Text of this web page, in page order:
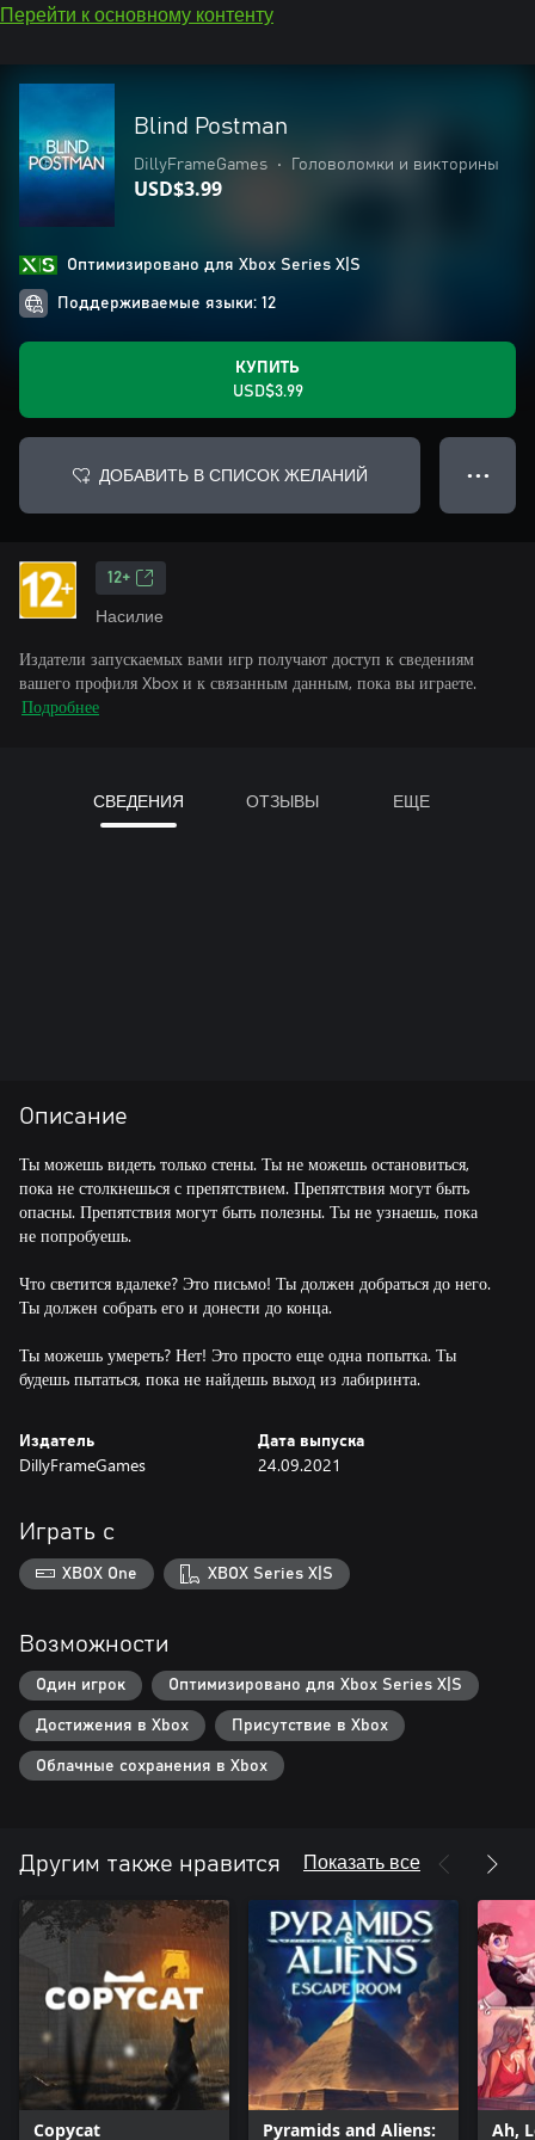
Перейти к основному контенту
Blind Postman
DillyFrameGames • Головоломки и викторины
USD$3.99
Оптимизировано для Xbox Series X|S
Поддерживаемые языки: 12
КУПИТЬ
USD$3.99
ДОБАВИТЬ В СПИСОК ЖЕЛАНИЙ ● ● ●
12+
Насилие
Издатели запускаемых вами игр получают доступ к сведениям
вашего профиля Xbox и к связанным данным, пока вы играете.
Подробнее
СВЕДЕНИЯ ОТЗЫВЫ ЕЩЕ
Описание
Ты можешь видеть только стены. Ты не можешь остановиться,
пока не столкнешься с препятствием. Препятствия могут быть
опасны. Препятствия могут быть полезны. Ты не узнаешь, пока
не попробуешь.
Что светится вдалеке? Это письмо! Ты должен добраться до него.
Ты должен собрать его и донести до конца.
Ты можешь умереть? Нет! Это просто еще одна попытка. Ты
будешь пытаться, пока не найдешь выход из лабиринта.
Издатель
DillyFrameGames
Дата выпуска
24.09.2021
Играть с
XBOX One XBOX Series X|S
Возможности
Один игрок Оптимизировано для Xbox Series X|S
Достижения в Xbox Присутствие в Xbox
Облачные сохранения в Xbox
Другим также нравится Показать все
Copycat Pyramids and Aliens: Ah,